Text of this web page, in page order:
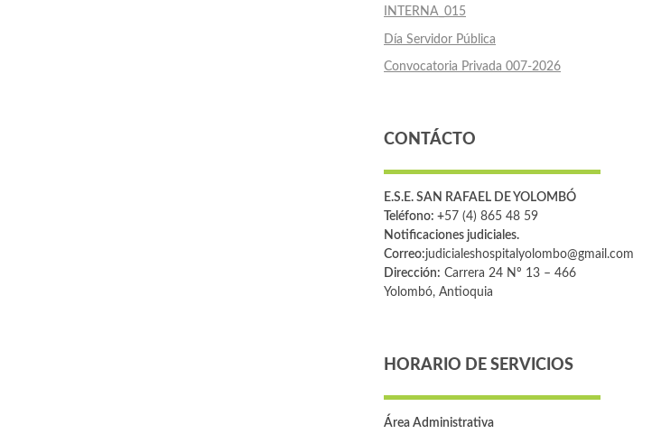
INTERNA_015
Día Servidor Pública
Convocatoria Privada 007-2026
CONTÁCTO
E.S.E. SAN RAFAEL DE YOLOMBÓ
Teléfono: +57 (4) 865 48 59
Notificaciones judiciales.
Correo:judicialeshospitalyolombo@gmail.com
Dirección: Carrera 24 Nº 13 – 466
Yolombó, Antioquia
HORARIO DE SERVICIOS
Área Administrativa